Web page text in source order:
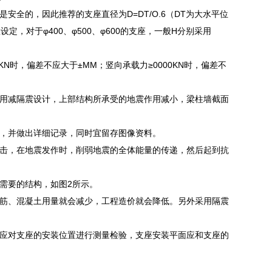
安全的，因此推荐的支座直径为D=DT/O.6（DT为大水平位
定，对于φ400、φ500、φ600的支座，一般H分别采用
时，偏差不应大于±MM；竖向承载力≥0000KN时，偏差不
减隔震设计，上部结构所承受的地震作用减小，梁柱墙截面
做出详细记录，同时宜留存图像资料。
，在地震发作时，削弱地震的全体能量的传递，然后起到抗
要的结构，如图2所示。
、混凝土用量就会减少，工程造价就会降低。另外采用隔震
对支座的安装位置进行测量检验，支座安装平面应和支座的